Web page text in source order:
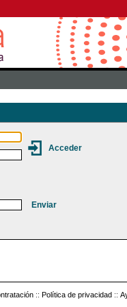
:: Política de privacidad ::